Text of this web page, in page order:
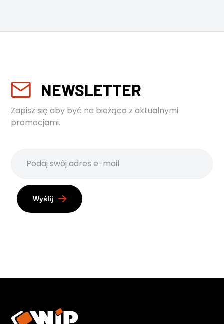
NEWSLETTER
Zapisz się aby być na bieżąco z aktualnymi
promocjami.
Wyślij